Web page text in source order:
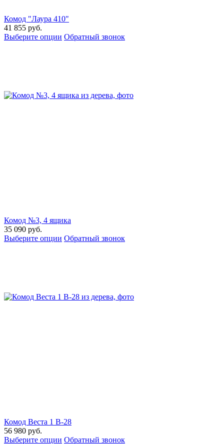
Комод "Лаура 410"
41 855 руб.
Выберите опции Обратный звонок
Комод №3, 4 ящика
35 090 руб.
Выберите опции Обратный звонок
Комод Веста 1 В-28
56 980 руб.
Выберите опции Обратный звонок